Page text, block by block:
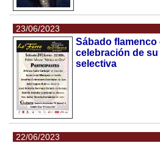
23/06/2023
Sábado flamenco
celebración de
selectiva
22/06/2023